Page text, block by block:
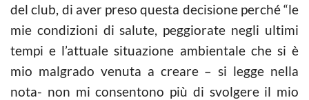
del club, di aver preso questa decisione perché “le
mie condizioni di salute, peggiorate negli ultimi
tempi e l’attuale situazione ambientale che si è
mio malgrado venuta a creare – si legge nella
nota- non mi consentono più di svolgere il mio